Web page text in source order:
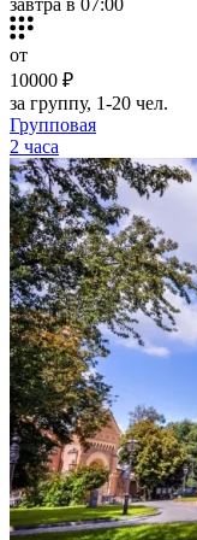
от
10000 ₽
за группу, 1-20 чел.
Групповая
2 часа